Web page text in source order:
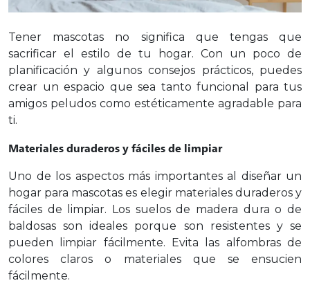
Tener mascotas no significa que tengas que
sacrificar el estilo de tu hogar. Con un poco de
planificación y algunos consejos prácticos, puedes
crear un espacio que sea tanto funcional para tus
amigos peludos como estéticamente agradable para
ti.
Materiales duraderos y fáciles de limpiar
Uno de los aspectos más importantes al diseñar un
hogar para mascotas es elegir materiales duraderos y
fáciles de limpiar. Los suelos de madera dura o de
baldosas son ideales porque son resistentes y se
pueden limpiar fácilmente. Evita las alfombras de
colores claros o materiales que se ensucien
fácilmente.